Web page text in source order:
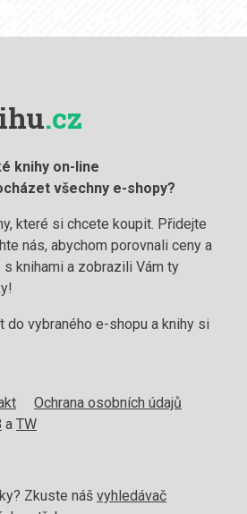
.cz
knihy on-line
všechny e-shopy?
které si chcete koupit. Přidejte
nás, abychom porovnali ceny a
knihami a zobrazili Vám ty
do vybraného e-shopu a knihy si
Ochrana osobních údajů
a TW
Zkuste náš vyhledávač